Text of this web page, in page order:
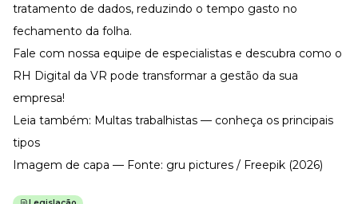
tratamento de dados, reduzindo o tempo gasto no
fechamento da folha.
Fale com nossa equipe de especialistas e descubra como o
RH Digital da VR pode transformar a gestão da sua
empresa!
Leia também: Multas trabalhistas — conheça os principais
tipos
Imagem de capa — Fonte: gru pictures / Freepik (2026)